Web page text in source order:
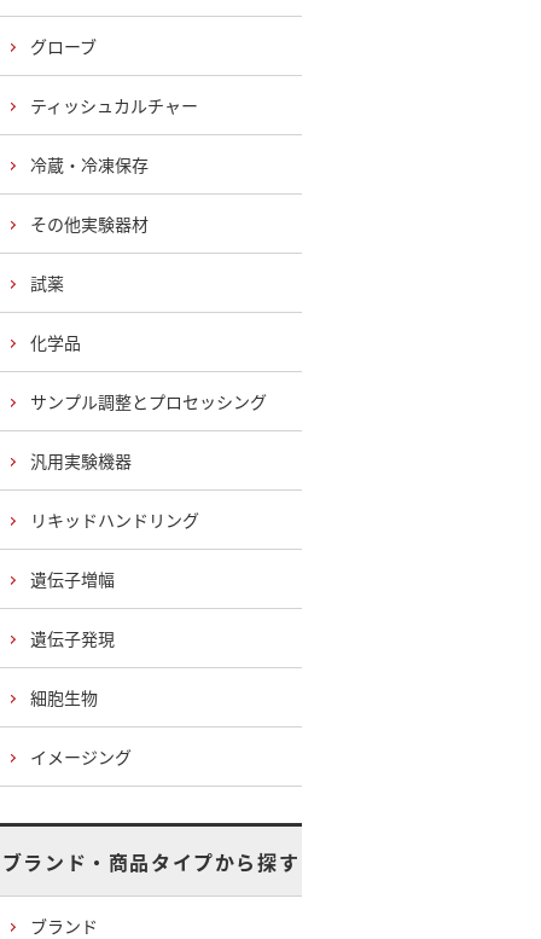
グローブ
ティッシュカルチャー
冷蔵・冷凍保存
その他実験器材
試薬
化学品
サンプル調整とプロセッシング
汎用実験機器
リキッドハンドリング
遺伝子増幅
遺伝子発現
細胞生物
イメージング
ブランド・商品タイプから探す
ブランド